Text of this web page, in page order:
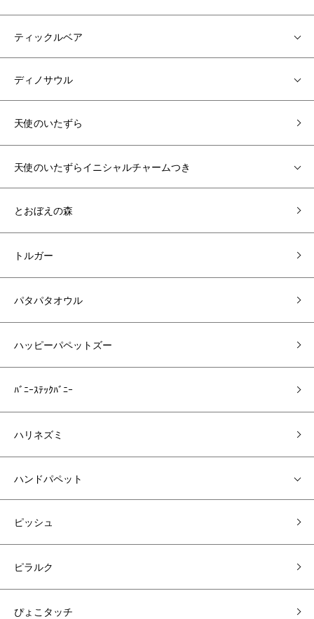
ティックルベア
ディノサウル
天使のいたずら
天使のいたずらイニシャルチャームつき
とおぼえの森
トルガー
パタパタオウル
ハッピーパペットズー
ﾊﾞﾆｰｽﾃｯｸﾊﾞﾆｰ
ハリネズミ
ハンドパペット
ピッシュ
ピラルク
ぴょこタッチ